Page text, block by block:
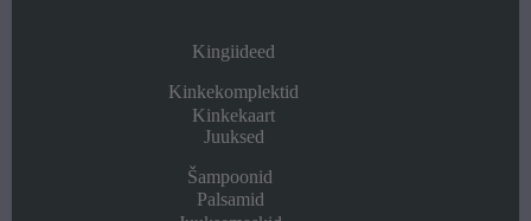
Kingiideed
Kinkekomplektid
Kinkekaart
Juuksed
Šampoonid
Palsamid